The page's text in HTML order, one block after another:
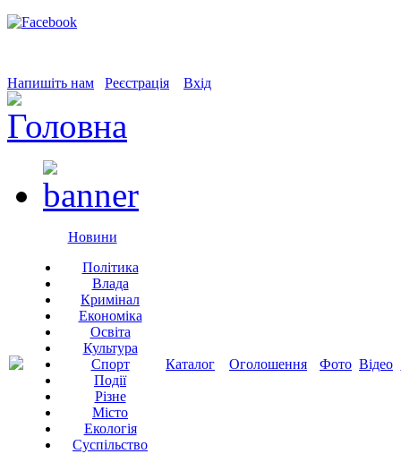
Напишіть нам Реєстрація Вхід
Новини
Політика
Влада
Кримінал
Економіка
Освіта
Культура
Спорт
Події
Різне
Місто
Екологія
Суспільство
Каталог Оголошення Фото Відео